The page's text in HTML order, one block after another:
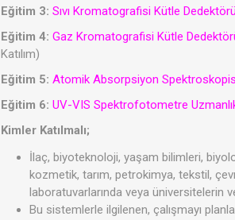
Eğitim 3:Sıvı Kromatografisi Kütle
Eğitim 4: Gaz Kromatografisi Kütle
Katılım)
Eğitim 5: Atomik Absorpsiyon
Eğitim 6: UV-VIS Spektrofotometre
Kimler Katılmalı;
İlaç, biyoteknoloji, yaşam bilimleri,
kozmetik, tarım, petrokimya, tekstil,
laboratuvarlarında veya üniversitelerin
Bu sistemlerle ilgilenen, çalışmayı